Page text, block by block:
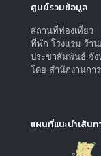
ศูนย์รวมข้อมูล
สถานที่ท่องเที่ยว
ที่พัก โรงแรม ร้า
ประชาสัมพันธ์ จัง
โดย สำนักงานกา
แผนที่แนะนำเส้นท